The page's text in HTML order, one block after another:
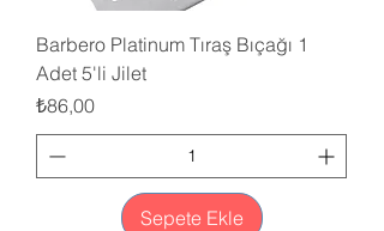
Barbero Platinum Tıraş Bıçağı 1
Adet 5'li Jilet
Fiyat
₺86,00
Sepete Ekle